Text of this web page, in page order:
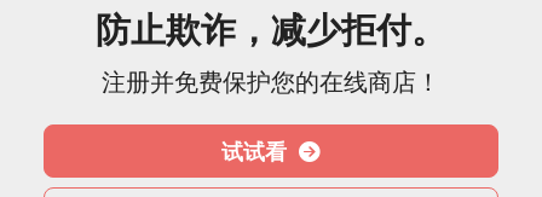
防止欺诈，减少拒付。
注册并免费保护您的在线商店！
试试看